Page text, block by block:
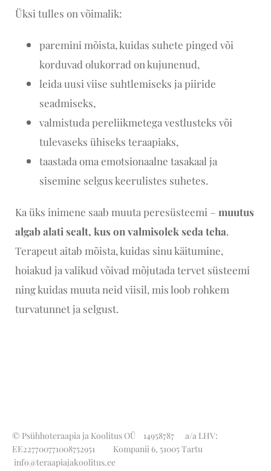
Üksi tulles on võimalik:
paremini mõista, kuidas suhete pinged või
korduvad olukorrad on kujunenud,
leida uusi viise suhtlemiseks ja piiride
seadmiseks,
valmistuda pereliikmetega vestlusteks või
tulevaseks ühiseks teraapiaks,
taastada oma emotsionaalne tasakaal ja
sisemine selgus keerulistes suhetes.
Ka üks inimene saab muuta peresüsteemi – muutus
algab alati sealt, kus on valmisolek seda teha.
Terapeut aitab mõista, kuidas sinu käitumine,
hoiakud ja valikud võivad mõjutada tervet süsteemi
ning kuidas muuta neid viisil, mis loob rohkem
turvatunnet ja selgust.
© Psühhoteraapia ja Koolitus OÜ 14958787 a/a LHV:
EE227700771008752951 Kompanii 6, 51005 Tartu
info@teraapiajakoolitus.ee